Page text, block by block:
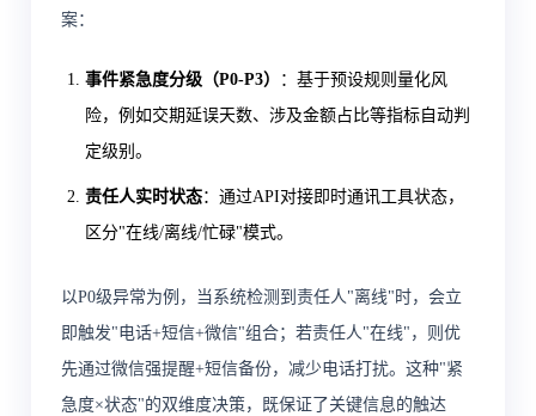
案：
事件紧急度分级（P0-P3）
：基于预设规则量化风
险，例如交期延误天数、涉及金额占比等指标自动判
定级别。
责任人实时状态：通过API对接即时通讯工具状态，
区分"在线/离线/忙碌"模式。
以P0级异常为例，当系统检测到责任人"离线"时，会立
即触发"电话+短信+微信"组合；若责任人"在线"，则优
先通过微信强提醒+短信备份，减少电话打扰。这种"紧
急度×状态"的双维度决策，既保证了关键信息的触达